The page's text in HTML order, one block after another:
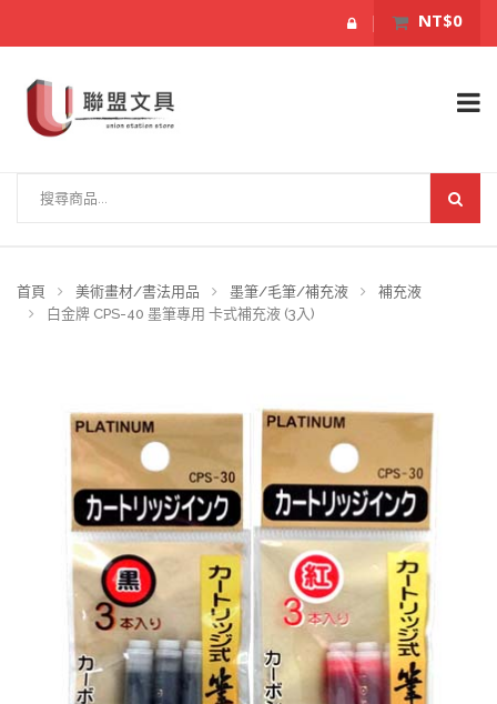
NT$0
首頁 美術畫材/書法用品 墨筆/毛筆/補充液
補充液
白金牌 CPS-40 墨筆專用 卡式補充液 (3入)